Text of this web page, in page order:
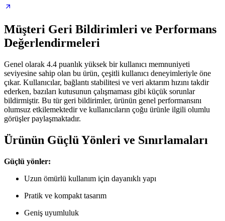
Müşteri Geri Bildirimleri ve Performans
Değerlendirmeleri
Genel olarak 4.4 puanlık yüksek bir kullanıcı memnuniyeti
seviyesine sahip olan bu ürün, çeşitli kullanıcı deneyimleriyle öne
çıkar. Kullanıcılar, bağlantı stabilitesi ve veri aktarım hızını takdir
ederken, bazıları kutusunun çalışmaması gibi küçük sorunlar
bildirmiştir. Bu tür geri bildirimler, ürünün genel performansını
olumsuz etkilemektedir ve kullanıcıların çoğu ürünle ilgili olumlu
görüşler paylaşmaktadır.
Ürünün Güçlü Yönleri ve Sınırlamaları
Güçlü yönler:
Uzun ömürlü kullanım için dayanıklı yapı
Pratik ve kompakt tasarım
Geniş uyumluluk